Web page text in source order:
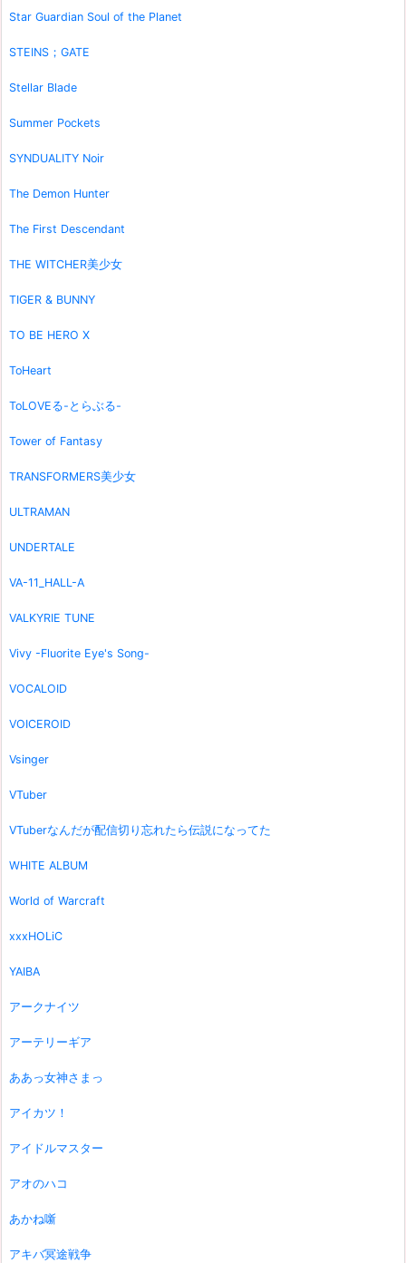
Star Guardian Soul of the Planet
STEINS；GATE
Stellar Blade
Summer Pockets
SYNDUALITY Noir
The Demon Hunter
The First Descendant
THE WITCHER美少女
TIGER & BUNNY
TO BE HERO X
ToHeart
ToLOVEる-とらぶる-
Tower of Fantasy
TRANSFORMERS美少女
ULTRAMAN
UNDERTALE
VA-11_HALL-A
VALKYRIE TUNE
Vivy -Fluorite Eye's Song-
VOCALOID
VOICEROID
Vsinger
VTuber
VTuberなんだが配信切り忘れたら伝説になってた
WHITE ALBUM
World of Warcraft
xxxHOLiC
YAIBA
アークナイツ
アーテリーギア
ああっ女神さまっ
アイカツ！
アイドルマスター
アオのハコ
あかね噺
アキバ冥途戦争